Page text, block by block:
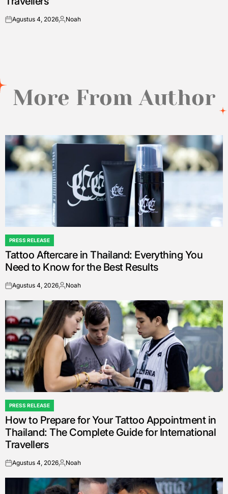
onAgustus 4, 2026Posted
Noah
More From Author
POSTED
IN
PRESS RELEASE
Tattoo Aftercare in Thailand: Everything You
Need to Know for the Best Results
onAgustus 4, 2026Posted
Noah
POSTED
IN
PRESS RELEASE
How to Prepare for Your Tattoo Appointment in
Thailand: The Complete Guide for International
Travellers
onAgustus 4, 2026Posted
Noah